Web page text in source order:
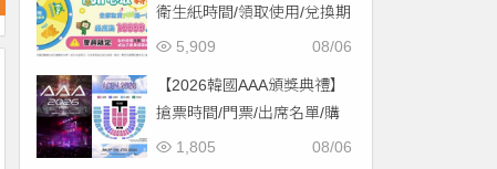
衛生紙時間/領取使用/兌換期
限一次看！
08/06
5,909
【2026韓國AAA頒獎典禮】
搶票時間/門票/出席名單/購
票一次看！
08/06
1,805